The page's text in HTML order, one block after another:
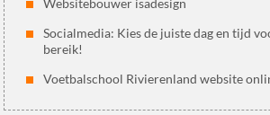
Socialmedia: Kies de juiste dag en tijd
bereik!
Voetbalschool Rivierenland website